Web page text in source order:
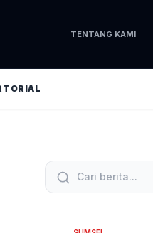
TENTANG KAMI